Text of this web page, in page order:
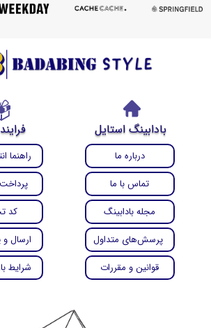
بادابینگ استایل
راهنما
کد
ارسال و
شرایط
درباره ما
تماس با ما
مجله بادابینگ
پرسش‌های متداول
قوانین و مقررات